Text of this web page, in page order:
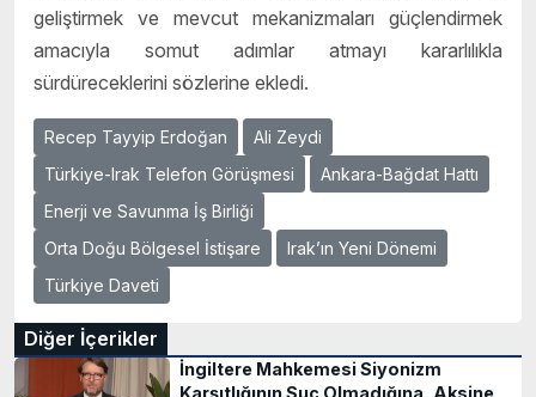
geliştirmek ve mevcut mekanizmaları güçlendirmek
amacıyla somut adımlar atmayı kararlılıkla
sürdüreceklerini sözlerine ekledi.
Recep Tayyip Erdoğan
Ali Zeydi
Türkiye-Irak Telefon Görüşmesi
Ankara-Bağdat Hattı
Enerji ve Savunma İş Birliği
Orta Doğu Bölgesel İstişare
Irak’ın Yeni Dönemi
Türkiye Daveti
Diğer İçerikler
İngiltere Mahkemesi Siyonizm